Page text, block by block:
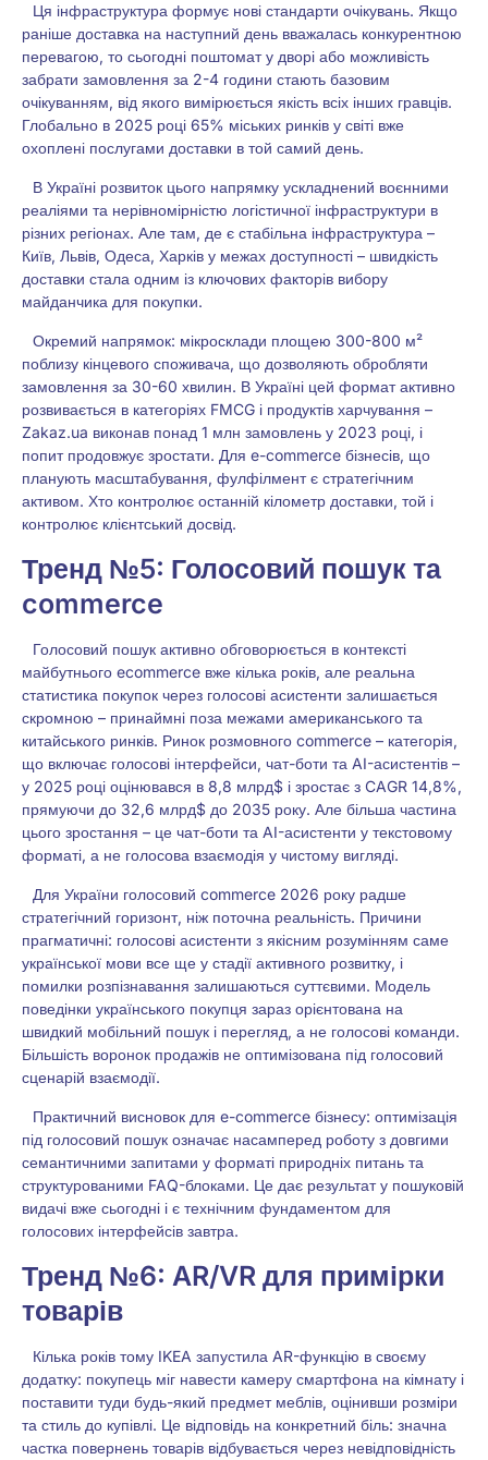
Ця інфраструктура формує нові стандарти очікувань. Якщо
раніше доставка на наступний день вважалась конкурентною
перевагою, то сьогодні поштомат у дворі або можливість
забрати замовлення за 2-4 години стають базовим
очікуванням, від якого вимірюється якість всіх інших гравців.
Глобально в 2025 році 65% міських ринків у світі вже
охоплені послугами доставки в той самий день.
В Україні розвиток цього напрямку ускладнений воєнними
реаліями та нерівномірністю логістичної інфраструктури в
різних регіонах. Але там, де є стабільна інфраструктура –
Київ, Львів, Одеса, Харків у межах доступності – швидкість
доставки стала одним із ключових факторів вибору
майданчика для покупки.
Окремий напрямок: мікросклади площею 300-800 м²
поблизу кінцевого споживача, що дозволяють обробляти
замовлення за 30-60 хвилин. В Україні цей формат активно
розвивається в категоріях FMCG і продуктів харчування –
Zakaz.ua виконав понад 1 млн замовлень у 2023 році, і
попит продовжує зростати. Для e-commerce бізнесів, що
планують масштабування, фулфілмент є стратегічним
активом. Хто контролює останній кілометр доставки, той і
контролює клієнтський досвід.
Тренд №5: Голосовий пошук та
commerce
Голосовий пошук активно обговорюється в контексті
майбутнього ecommerce вже кілька років, але реальна
статистика покупок через голосові асистенти залишається
скромною – принаймні поза межами американського та
китайського ринків. Ринок розмовного commerce – категорія,
що включає голосові інтерфейси, чат-боти та AI-асистентів –
у 2025 році оцінювався в 8,8 млрд$ і зростає з CAGR 14,8%,
прямуючи до 32,6 млрд$ до 2035 року. Але більша частина
цього зростання – це чат-боти та AI-асистенти у текстовому
форматі, а не голосова взаємодія у чистому вигляді.
Для України голосовий commerce 2026 року радше
стратегічний горизонт, ніж поточна реальність. Причини
прагматичні: голосові асистенти з якісним розумінням саме
української мови все ще у стадії активного розвитку, і
помилки розпізнавання залишаються суттєвими. Модель
поведінки українського покупця зараз орієнтована на
швидкий мобільний пошук і перегляд, а не голосові команди.
Більшість воронок продажів не оптимізована під голосовий
сценарій взаємодії.
Практичний висновок для e-commerce бізнесу: оптимізація
під голосовий пошук означає насамперед роботу з довгими
семантичними запитами у форматі природніх питань та
структурованими FAQ-блоками. Це дає результат у пошуковій
видачі вже сьогодні і є технічним фундаментом для
голосових інтерфейсів завтра.
Тренд №6: AR/VR для примірки
товарів
Кілька років тому IKEA запустила AR-функцію в своєму
додатку: покупець міг навести камеру смартфона на кімнату і
поставити туди будь-який предмет меблів, оцінивши розміри
та стиль до купівлі. Це відповідь на конкретний біль: значна
частка повернень товарів відбувається через невідповідність